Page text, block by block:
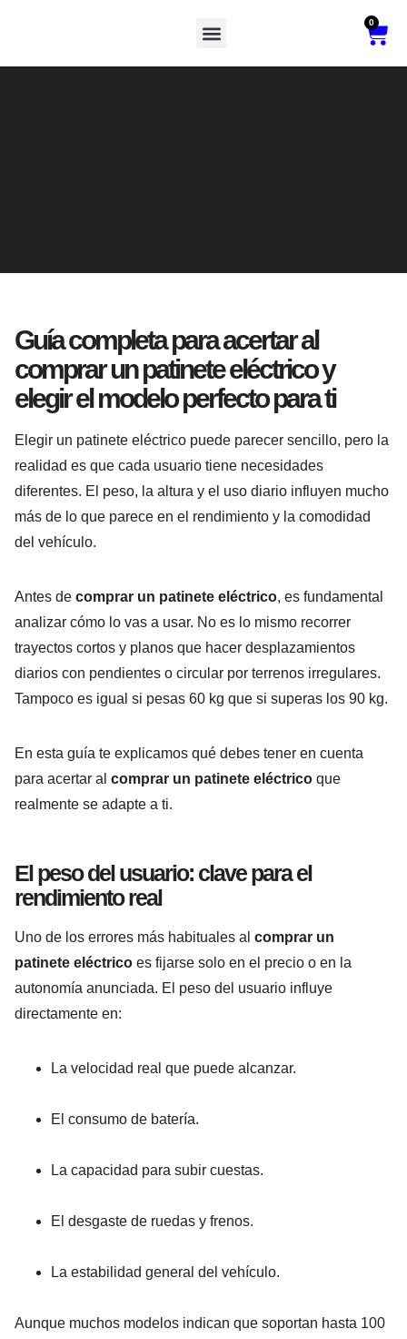
0
Guía completa para acertar al
comprar un patinete eléctrico y
elegir el modelo perfecto para ti
Elegir un patinete eléctrico puede parecer sencillo, pero la
realidad es que cada usuario tiene necesidades
diferentes. El peso, la altura y el uso diario influyen mucho
más de lo que parece en el rendimiento y la comodidad
del vehículo.
Antes de comprar un patinete eléctrico, es fundamental
analizar cómo lo vas a usar. No es lo mismo recorrer
trayectos cortos y planos que hacer desplazamientos
diarios con pendientes o circular por terrenos irregulares.
Tampoco es igual si pesas 60 kg que si superas los 90 kg.
En esta guía te explicamos qué debes tener en cuenta
para acertar al comprar un patinete eléctrico que
realmente se adapte a ti.
El peso del usuario: clave para el
rendimiento real
Uno de los errores más habituales al comprar un
patinete eléctrico es fijarse solo en el precio o en la
autonomía anunciada. El peso del usuario influye
directamente en:
La velocidad real que puede alcanzar.
El consumo de batería.
La capacidad para subir cuestas.
El desgaste de ruedas y frenos.
La estabilidad general del vehículo.
Aunque muchos modelos indican que soportan hasta 100